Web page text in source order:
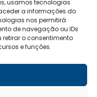
usamos tecnologias
a informações do
nos permitirá
de navegação ou IDs
retirar o consentimento
e funções.